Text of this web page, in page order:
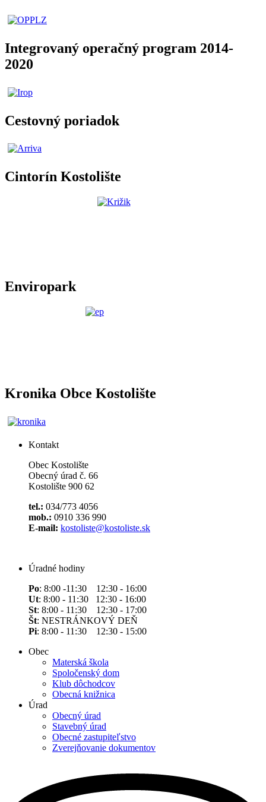
Integrovaný operačný program 2014-
2020
Cestovný poriadok
Cintorín Kostolište
Enviropark
Kronika Obce Kostolište
Kontakt
Obec Kostolište
Obecný úrad č. 66
Kostolište 900 62
tel.: 034/773 4056
mob.: 0910 336 990
E-mail: kostoliste@kostoliste.sk
Úradné hodiny
Po: 8:00 -11:30 12:30 - 16:00
Ut: 8:00 - 11:30 12:30 - 16:00
St: 8:00 - 11:30 12:30 - 17:00
Št: NESTRÁNKOVÝ DEŇ
Pi: 8:00 - 11:30 12:30 - 15:00
Obec
Materská škola
Spoločenský dom
Klub dôchodcov
Obecná knižnica
Úrad
Obecný úrad
Stavebný úrad
Obecné zastupiteľstvo
Zverejňovanie dokumentov